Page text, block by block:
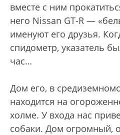
вместе с ним
него Nissan GT-R —
именуют его друзья.
спидометр, указатель
час…
Дом его, в
находится на
холме. У входа нас
собаки. Дом огромный,